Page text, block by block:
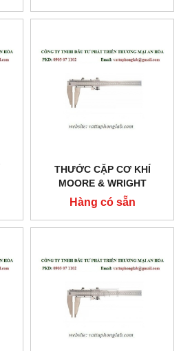
THƯỚC CẶP CƠ KHÍ
MOORE & WRIGHT
MODEL:MW150-72
Hàng có sẵn